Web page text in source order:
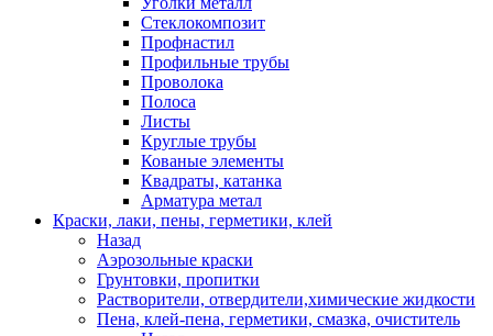
Стеклокомпозит
Профнастил
Профильные трубы
Проволока
Полоса
Листы
Круглые трубы
Кованые элементы
Квадраты, катанка
Арматура метал
Краски, лаки, пены, герметики, клей
Назад
Аэрозольные краски
Грунтовки, пропитки
Растворители, отвердители,химические жидкости
Пена, клей-пена, герметики, смазка, очиститель